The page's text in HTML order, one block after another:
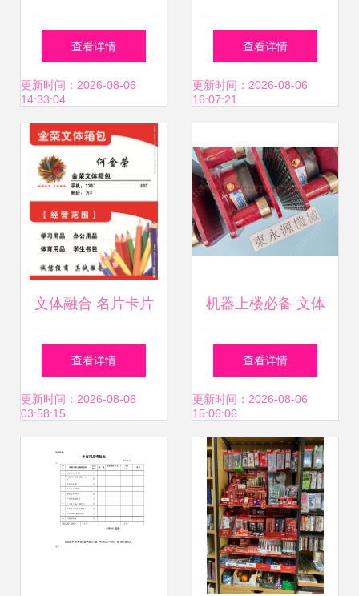
义乌旺润的品质追
求
查看详情
更新时间：2026-08-06
14:33:04
保ABS大号塑料口
哨的专业供应商
查看详情
更新时间：2026-08-06
16:07:21
文体融合 名片卡片
与广告设计的新潮
流
查看详情
更新时间：2026-08-06
03:58:15
机器上楼必备 文体
用品裁床避震脚全
攻略
查看详情
更新时间：2026-08-06
15:06:06